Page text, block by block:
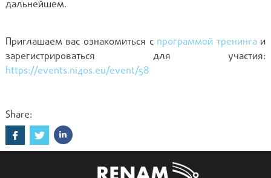
дальнейшем.
Приглашаем вас ознакомиться с программой тренингаи
зарегистрироваться для участия:
https://events.ni4os.eu/event/58
Share: